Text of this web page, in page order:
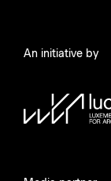
An initiative by